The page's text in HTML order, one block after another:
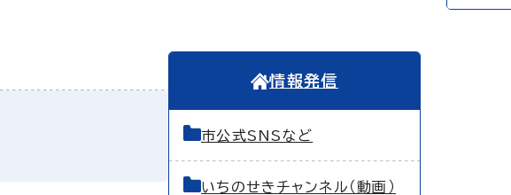
情報発信
市公式SNSなど
いちのせきチャンネル（動画）